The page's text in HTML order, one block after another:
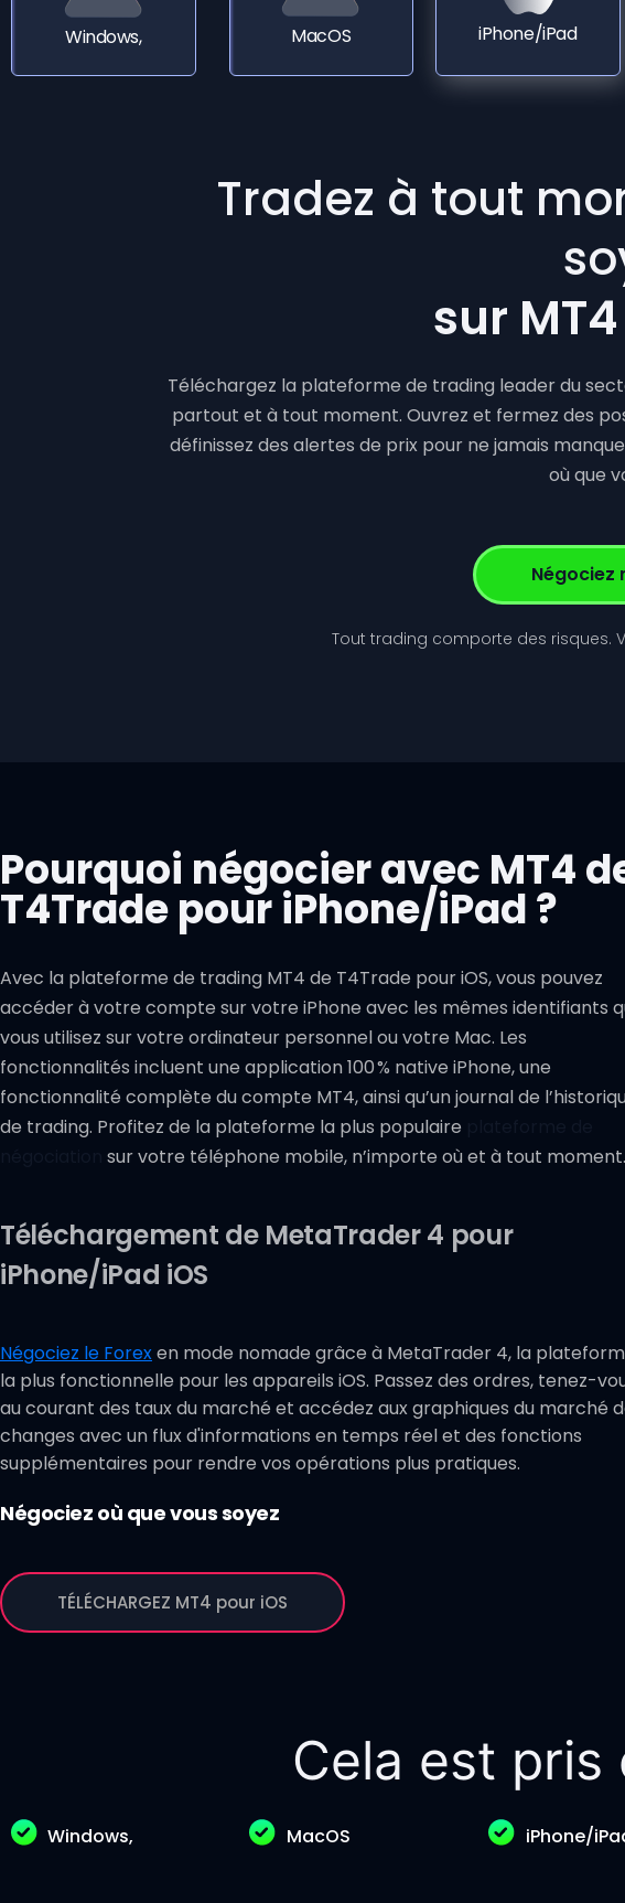
Windows, MacOS iPhone/iPad
Tradez à tout
sur
Téléchargez la plateforme de trading leader du
partout et à tout moment. Ouvrez et fermez des
définissez des alertes de prix pour ne jamais
où que
Négociez
Tout trading comporte des risques.
Pourquoi négocier avec MT4
T4Trade pour iPhone/iPad ?
Avec la plateforme de trading MT4 de T4Trade pour iOS, vous pouvez
accéder à votre compte sur votre iPhone avec les mêmes identifiants
vous utilisez sur votre ordinateur personnel ou votre Mac. Les
fonctionnalités incluent une application 100 % native iPhone, une
fonctionnalité complète du compte MT4, ainsi qu’un journal de
de trading. Profitez de la plateforme la plus populaire
sur votre téléphone mobile, n’importe où et à tout moment.
Téléchargement de MetaTrader 4 pour
iPhone/iPad iOS
Négociez le Forexen mode nomade grâce à MetaTrader 4, la
la plus fonctionnelle pour les appareils iOS. Passez des ordres, tenez-
au courant des taux du marché et accédez aux graphiques du marché
changes avec un flux d'informations en temps réel et des fonctions
supplémentaires pour rendre vos opérations plus pratiques.
Négociez où que vous soyez
TÉLÉCHARGEZ MT4 pour iOS
Cela est pris
Windows, MacOS iPhone/